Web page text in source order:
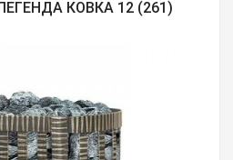
КОВКА 12 (261)